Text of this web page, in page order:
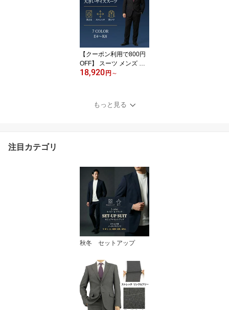
【クーポン利用で800円
OFF】 スーツ メンズ 大
きいサイズ E体 K体 キン
ォッシャブル アジャスタ
ー ストレッチ リンクル
18,920 円 ～
もっと見る
注目カテゴリ
秋冬 セットアップ